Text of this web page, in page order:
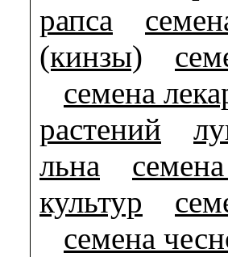
рапса
(кинзы)
семена
растений
льна
культур
семена